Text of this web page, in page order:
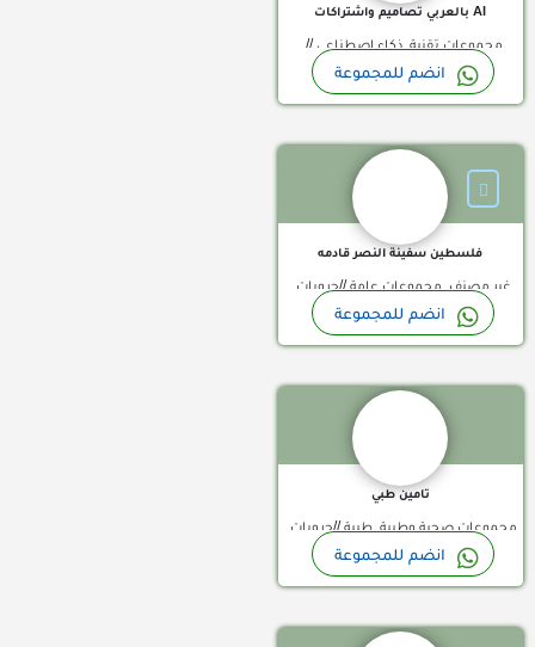
مجموعات واتساب تركية, مجموعات
واتساب تونس, مجموعات واتساب
سودان, مجموعات واتساب سوريا,
واتساب عمانية, مجموعات واتساب
فلسطينية, مجموعات واتساب قطر,
مجموعات واتساب ليبيا, مجموعات
واتساب مصر
AI بالعربي تصاميم واشتراكات
مجموعات تقنية, ذكاء اصطناعي //
جروبات واتساب السعودية, جروبات
واتساب بحرينية, مجموعات واتساب
مجموعات واتساب العراق, مجموعات
واتساب الكويت, مجموعات واتساب
المغرب, مجموعات واتساب اليمن,
مجموعات واتساب تركية, مجموعات
واتساب تونس, مجموعات واتساب
سودان, مجموعات واتساب سوريا,
واتساب عمانية, مجموعات واتساب
فلسطينية, مجموعات واتساب قطر,
مجموعات واتساب ليبيا, مجموعات
واتساب مصر
انضم للمجموعة
فلسطين سفينة النصر قادمه
مجموعة واتساب دعم فلسطين
غير مصنف, مجموعات عامة //جروبات
واتساب السعودية, جروبات واتساب
بحرينية, مجموعات واتساب الامارات,
واتساب العراق, مجموعات واتساب
الكويت, مجموعات واتساب المغرب,
مجموعات واتساب اليمن, مجموعات
واتساب تونس, مجموعات واتساب
سودان, مجموعات واتساب سوريا,
مجموعات واتساب عمانية, مجموعات
قطر, مجموعات واتساب ليبيا,
انضم للمجموعة
تامين طبي
قناة واتساب
مجموعات صحية وطبية, طبية //جروبات
واتساب السعودية, جروبات واتساب
بحرينية, مجموعات واتساب الامارات,
انضم للمجموعة
قناة واتساب